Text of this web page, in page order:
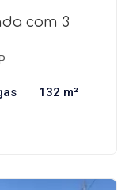
com 3
132 m²